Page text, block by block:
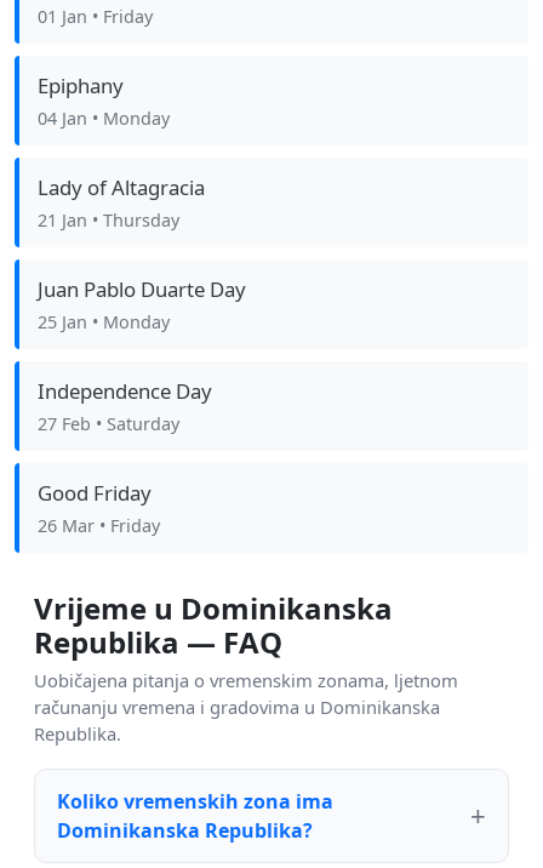
01 Jan • Friday
Epiphany
04 Jan • Monday
Lady of Altagracia
21 Jan • Thursday
Juan Pablo Duarte Day
25 Jan • Monday
Independence Day
27 Feb • Saturday
Good Friday
26 Mar • Friday
Vrijeme u Dominikanska
Republika — FAQ
Uobičajena pitanja o vremenskim zonama, ljetnom
računanju vremena i gradovima u Dominikanska
Republika.
Koliko vremenskih zona ima
Dominikanska Republika?